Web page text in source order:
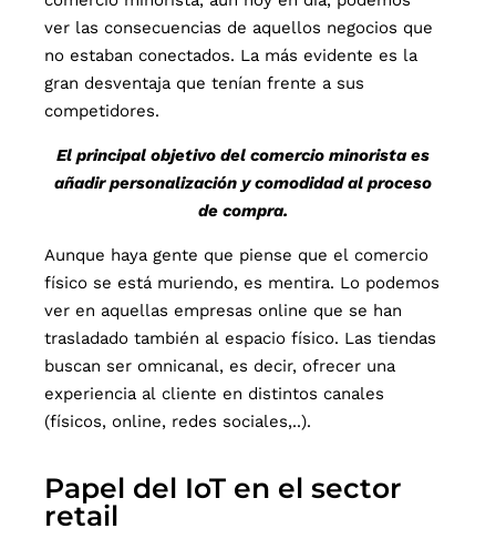
ver las consecuencias de aquellos negocios que
no estaban conectados. La más evidente es la
gran desventaja que tenían frente a sus
competidores.
El principal objetivo del comercio minorista es
añadir personalización y comodidad al proceso
de compra.
Aunque haya gente que piense que el comercio
físico se está muriendo, es mentira. Lo podemos
ver en aquellas empresas online que se han
trasladado también al espacio físico. Las tiendas
buscan ser omnicanal, es decir, ofrecer una
experiencia al cliente en distintos canales
(físicos, online, redes sociales,..).
Papel del IoT en el sector
retail